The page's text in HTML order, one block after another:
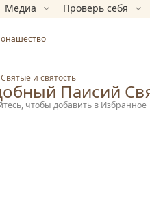
Медиа Проверь себя
Святые и святость
Паисий
чтобы добавить в Избранное